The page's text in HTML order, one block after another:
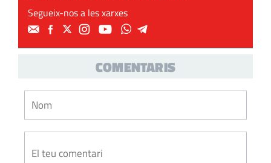
Segueix-nos a les xarxes
COMENTARIS